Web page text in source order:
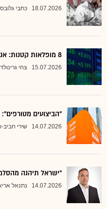
18.07.2026 כתבי גלובס
8 מופלאות קטנות: אנליסטים בטוחים - כדאי לשים לב למניות הללו
15.07.2026 צחי גרינולד
"הביצועים
14.07.2026 שירי חביב-
"ישראל תיהנה
14.07.2026 נתנאל